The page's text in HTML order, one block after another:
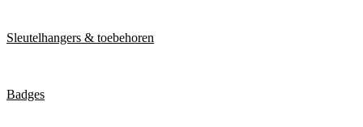
Sleutelhangers & toebehoren
Badges